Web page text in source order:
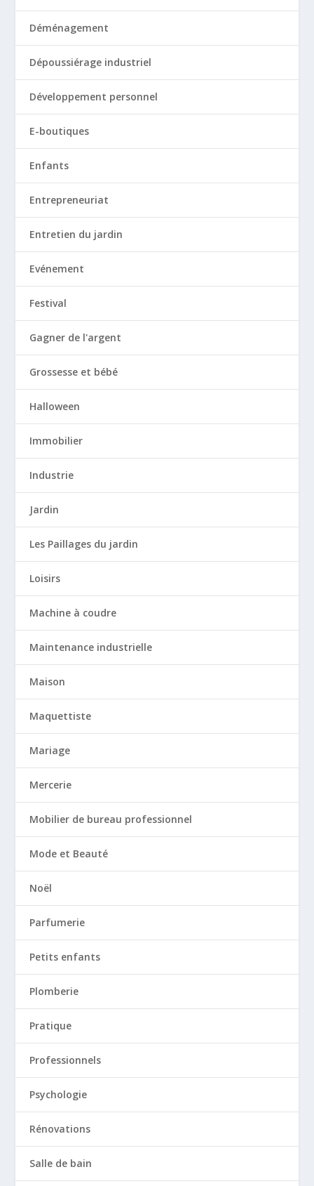
Déménagement
Dépoussiérage industriel
Développement personnel
E-boutiques
Enfants
Entrepreneuriat
Entretien du jardin
Evénement
Festival
Gagner de l'argent
Grossesse et bébé
Halloween
Immobilier
Industrie
Jardin
Les Paillages du jardin
Loisirs
Machine à coudre
Maintenance industrielle
Maison
Maquettiste
Mariage
Mercerie
Mobilier de bureau professionnel
Mode et Beauté
Noël
Parfumerie
Petits enfants
Plomberie
Pratique
Professionnels
Psychologie
Rénovations
Salle de bain